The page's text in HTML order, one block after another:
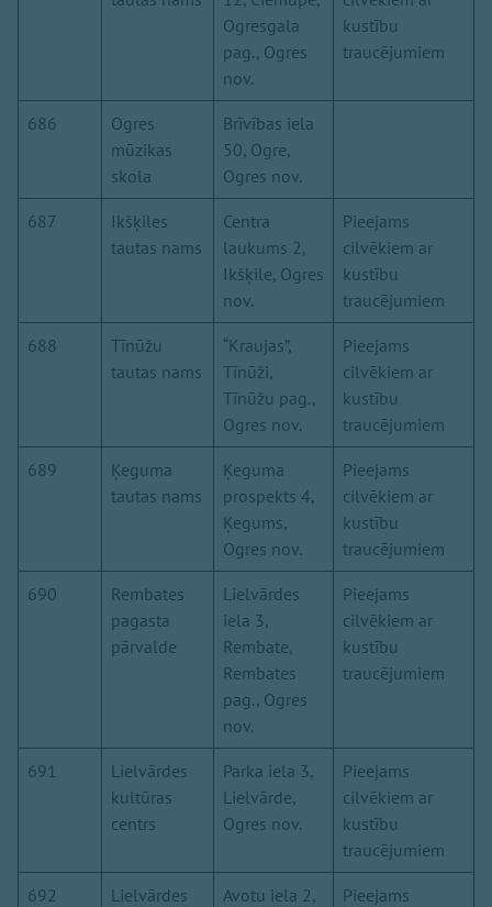
Ogresgala
pag., Ogres
nov.
kustību
traucējumiem
686
Ogres
mūzikas
skola
Brīvības iela
50, Ogre,
Ogres nov.
687
Ikšķiles
tautas nams
Centra
laukums 2,
Ikšķile, Ogres
nov.
Pieejams
cilvēkiem ar
kustību
traucējumiem
688
Tīnūžu
tautas nams
“Kraujas”,
Tīnūži,
Tīnūžu pag.,
Ogres nov.
Pieejams
cilvēkiem ar
kustību
traucējumiem
689
Ķeguma
tautas nams
Ķeguma
prospekts 4,
Ķegums,
Ogres nov.
Pieejams
cilvēkiem ar
kustību
traucējumiem
690
Rembates
pagasta
pārvalde
Lielvārdes
iela 3,
Rembate,
Rembates
pag., Ogres
nov.
Pieejams
cilvēkiem ar
kustību
traucējumiem
691
Lielvārdes
kultūras
centrs
Parka iela 3,
Lielvārde,
Ogres nov.
Pieejams
cilvēkiem ar
kustību
traucējumiem
692
Lielvārdes
Avotu iela 2,
Pieejams